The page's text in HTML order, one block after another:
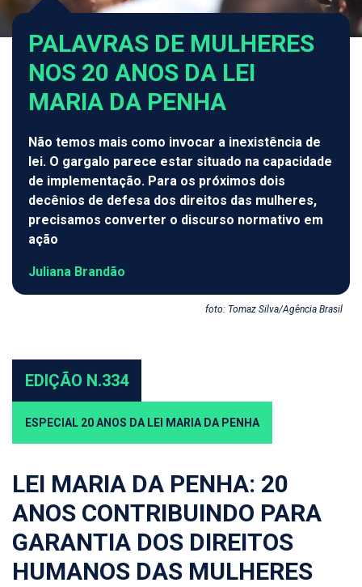
PALAVRAS DE MULHERES
NOS 20 ANOS DA LEI
MARIA DA PENHA
Não temos mais como invocar a inexistência de
lei. O gargalo parece estar situado na capacidade
de implementação. Para os próximos dois
decênios de defesa dos direitos das mulheres,
precisamos converter o discurso normativo em
ação
Juliana Brandão
foto: Tomaz Silva/Agência Brasil
EDIÇÃO N.334
ESPECIAL 20 ANOS DA LEI MARIA DA PENHA
LEI MARIA DA PENHA: 20
ANOS CONTRIBUINDO PARA
GARANTIA DOS DIREITOS
HUMANOS DAS MULHERES